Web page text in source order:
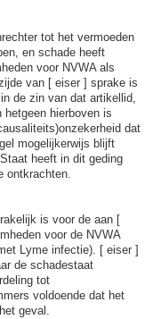
tot het vermoeden
en schade heeft
voor NVWA als
van [ eiser ] sprake is
de zin van dat artikellid,
hierboven is
dat
mogelijkerwijs blijft
heeft in dit geding
ontkrachten.
is voor de aan [
voor de NVWA
Lyme infectie). [ eiser ]
de schadestaat
tot
voldoende dat het
geval.